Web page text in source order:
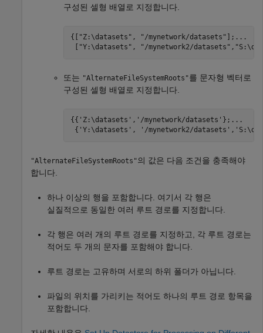
구성된 셀형 배열로 지정합니다.
{["Z:\datasets", "/mynetwork/datasets"];...
["Y:\datasets", "/mynetwork2/
또는 "AlternateFileSystemRoots"를 문자형 벡터로
구성된 셀형 배열로 지정합니다.
{{'Z:\datasets','/mynetwork/datasets'};...
{'Y:\datasets', '/mynetwork2/
"AlternateFileSystemRoots"의 값은 다음 조건을 충족해야
합니다.
하나 이상의 행을 포함합니다. 여기서 각 행은
실질적으로 동일한 여러 루트 경로를 지정합니다.
각 행은 여러 개의 루트 경로를 지정하고, 각 루트 경로는
적어도 두 개의 문자를 포함해야 합니다.
루트 경로는 고유하며 서로의 하위 폴더가 아닙니다.
파일의 위치를 가리키는 적어도 하나의 루트 경로 항목을
포함합니다.